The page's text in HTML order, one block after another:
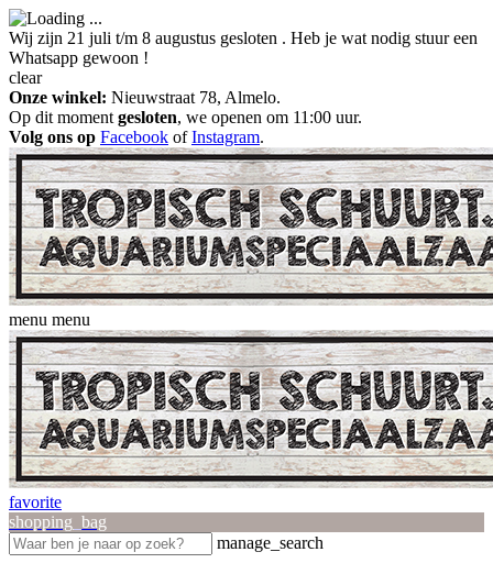
Wij zijn 21 juli t/m 8 augustus gesloten . Heb je wat nodig stuur een
Whatsapp gewoon !
clear
Onze winkel: Nieuwstraat 78, Almelo.
Op dit moment gesloten, we openen om 11:00 uur.
Volg ons op Facebook ofInstagram.
menu menu
favorite
shopping_bag
manage_search